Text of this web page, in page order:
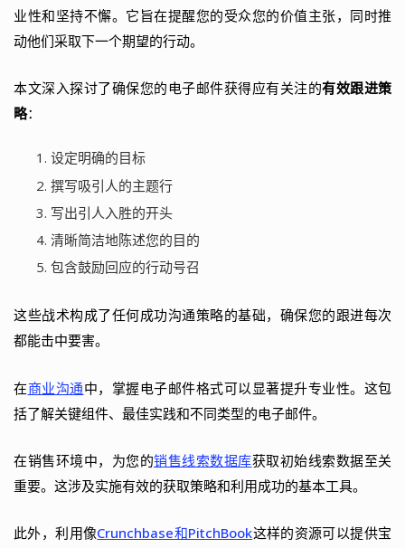
业性和坚持不懈。它旨在提醒您的受众您的价值主张，同时推
动他们采取下一个期望的行动。
本文深入探讨了确保您的电子邮件获得应有关注的有效跟进策
略：
设定明确的目标
撰写吸引人的主题行
写出引人入胜的开头
清晰简洁地陈述您的目的
包含鼓励回应的行动号召
这些战术构成了任何成功沟通策略的基础，确保您的跟进每次
都能击中要害。
在商业沟通中，掌握电子邮件格式可以显著提升专业性。这包
括了解关键组件、最佳实践和不同类型的电子邮件。
在销售环境中，为您的销售线索数据库获取初始线索数据至关
重要。这涉及实施有效的获取策略和利用成功的基本工具。
此外，利用像Crunchbase和PitchBook这样的资源可以提供宝